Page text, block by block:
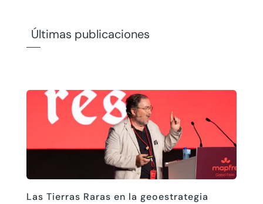
Últimas publicaciones
Las Tierras Raras en la geoestrategia